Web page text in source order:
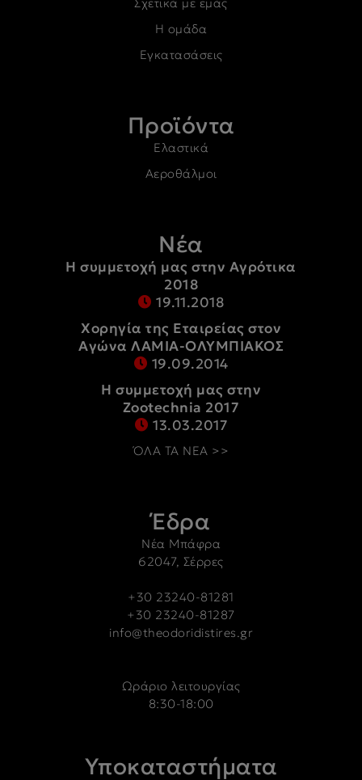
Η ομάδα
Εγκατασάσεις
Προϊόντα
Ελαστικά
Αεροθάλμοι
Νέα
Η συμμετοχή μας στην Αγρότικα
2018
19.11.2018
Χορηγία της Εταιρείας στον
Αγώνα ΛΑΜΙΑ-ΟΛΥΜΠΙΑΚΟΣ
19.09.2014
Η συμμετοχή μας στην
Zootechnia 2017
13.03.2017
ΌΛΑ ΤΑ ΝΕΑ >>
Έδρα
Νέα Μπάφρα
62047, Σέρρες
+30 23240-81281
+30 23240-81287
info@theodoridistires.gr
Ωράριο λειτουργίας
8:30-18:00
Υποκαταστήματα